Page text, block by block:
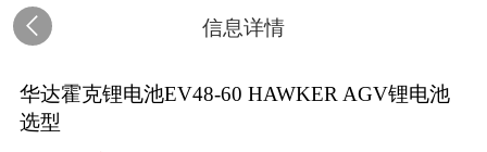
信息详情
华达霍克锂电池EV48-60 HAWKER AGV锂电池
选型